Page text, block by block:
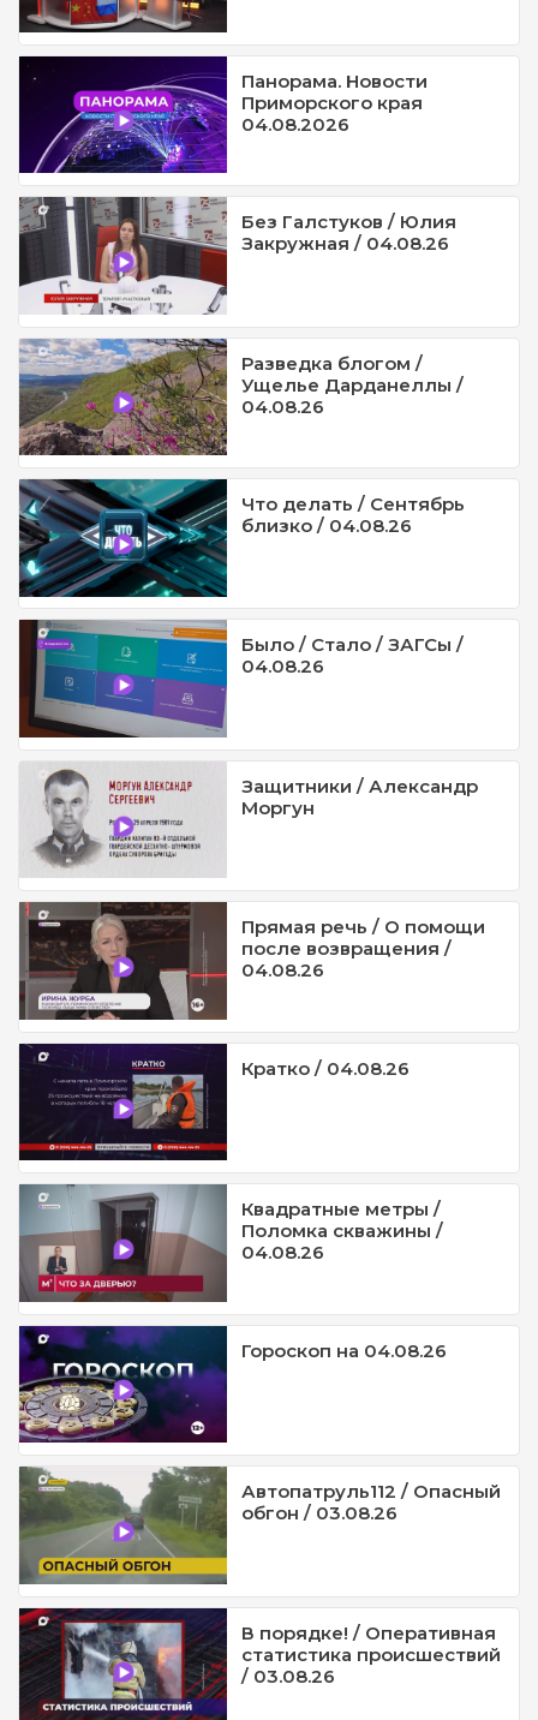
Панорама. Новости
Приморского края
04.08.2026
Без Галстуков / Юлия
Закружная / 04.08.26
Разведка блогом /
Ущелье Дарданеллы /
04.08.26
Что делать / Сентябрь
близко / 04.08.26
Было / Стало / ЗАГСы /
04.08.26
Защитники / Александр
Моргун
Прямая речь / О помощи
после возвращения /
04.08.26
Кратко / 04.08.26
Квадратные метры /
Поломка скважины /
04.08.26
Гороскоп на 04.08.26
Автопатруль112 / Опасный
обгон / 03.08.26
В порядке! / Оперативная
статистика происшествий
/ 03.08.26